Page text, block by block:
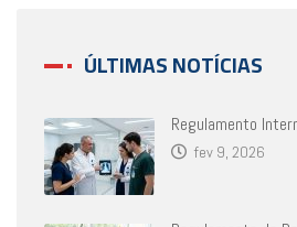
ÚLTIMAS NOTÍCIAS
Regulamento
fev 9, 2026